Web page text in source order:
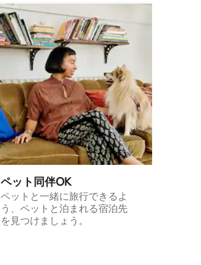
ペット同⁠伴OK
ペットと一緒に旅行できるよ
う、ペットと泊まれる宿泊先
を見つけましょう。